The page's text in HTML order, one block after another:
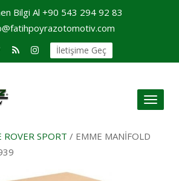
Bilgi Al +90 543 294 92 83
İletişime Geç
Toggle
ROVER SPORT / EMME MANİFOLD